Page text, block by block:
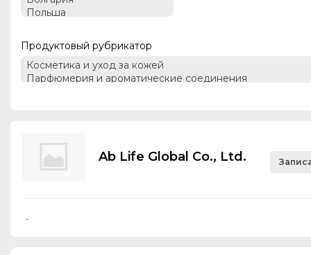
Продуктовый рубрикатор
Ab Life Global Co., Ltd.
-